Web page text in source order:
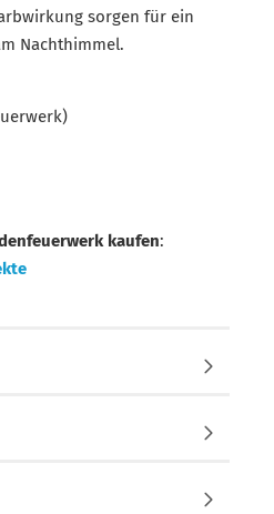
sorgen für ein
Nachthimmel.
kaufen: